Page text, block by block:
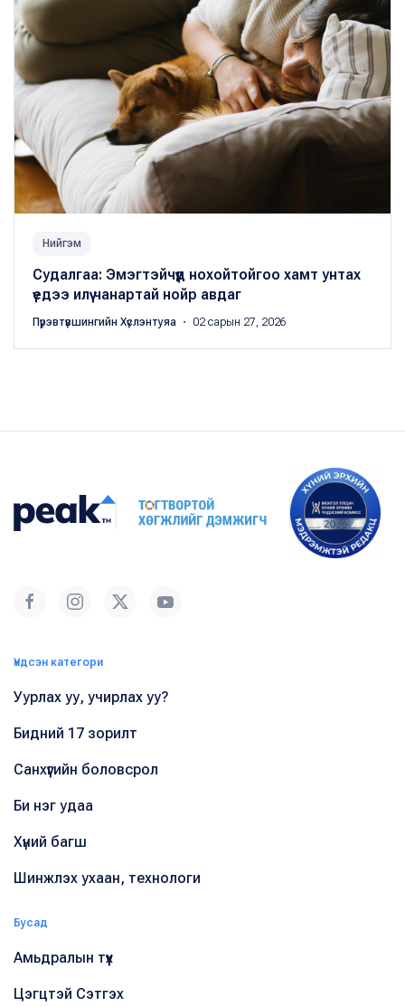
Нийгэм
Судалгаа: Эмэгтэйчүүд нохойтойгоо хамт унтах
үедээ илүү чанартай нойр авдаг
Пүрэвтүвшингийн Хүслэнтуяа ・ 02 сарын 27, 2026
Үндсэн категори
Уурлах уу, учирлах уу?
Бидний 17 зорилт
Санхүүгийн боловсрол
Би нэг удаа
Хүний багш
Шинжлэх ухаан, технологи
Бусад
Амьдралын түүх
Цэгцтэй Сэтгэх